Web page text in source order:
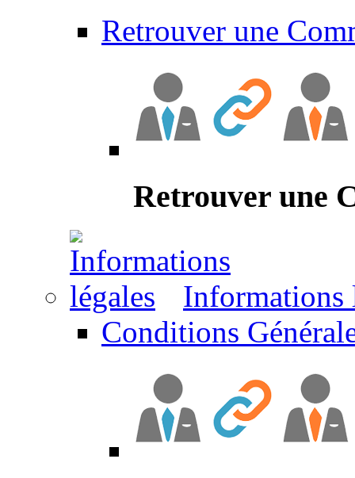
Retrouver une
Retrouver une
Informations
Conditions